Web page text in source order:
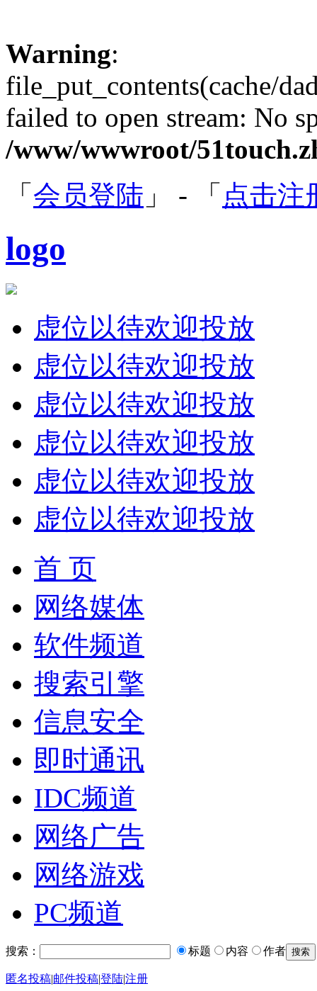
Warning:
file_put_contents(cache/
failed to open stream: No
/www/wwwroot/
「 会员登陆 」 - 「 点击注
logo
虚位以待欢迎投放
虚位以待欢迎投放
虚位以待欢迎投放
虚位以待欢迎投放
虚位以待欢迎投放
虚位以待欢迎投放
首 页
网络媒体
软件频道
搜索引擎
信息安全
即时通讯
IDC频道
网络广告
网络游戏
PC频道
搜索： 标题 内容 作者
匿名投稿|邮件投稿|登陆|注册